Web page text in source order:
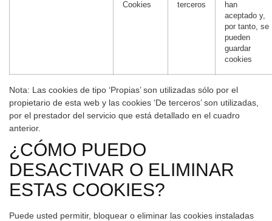
Cookies
terceros
han
aceptado y,
por tanto, se
pueden
guardar
cookies
Nota: Las cookies de tipo ‘Propias’ son utilizadas sólo por el
propietario de esta web y las cookies ‘De terceros’ son utilizadas,
por el prestador del servicio que está detallado en el cuadro
anterior.
¿CÓMO PUEDO
DESACTIVAR O ELIMINAR
ESTAS COOKIES?
Puede usted permitir, bloquear o eliminar las cookies instaladas